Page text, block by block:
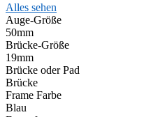
Alles sehen
Auge-Größe
50mm
Brücke-Größe
19mm
Brücke oder Pad
Brücke
Frame Farbe
Blau